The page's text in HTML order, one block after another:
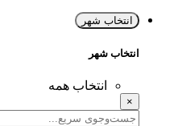
انتخاب شهر
انتخاب شهر
انتخاب همه
×